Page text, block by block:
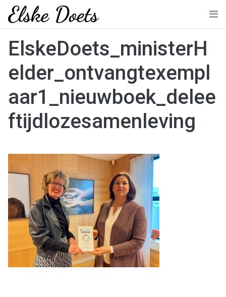
Skip
content
ElskeDoets_ministerH
elder_ontvangtexempl
aar1_nieuwboek_delee
ftijdlozesamenleving